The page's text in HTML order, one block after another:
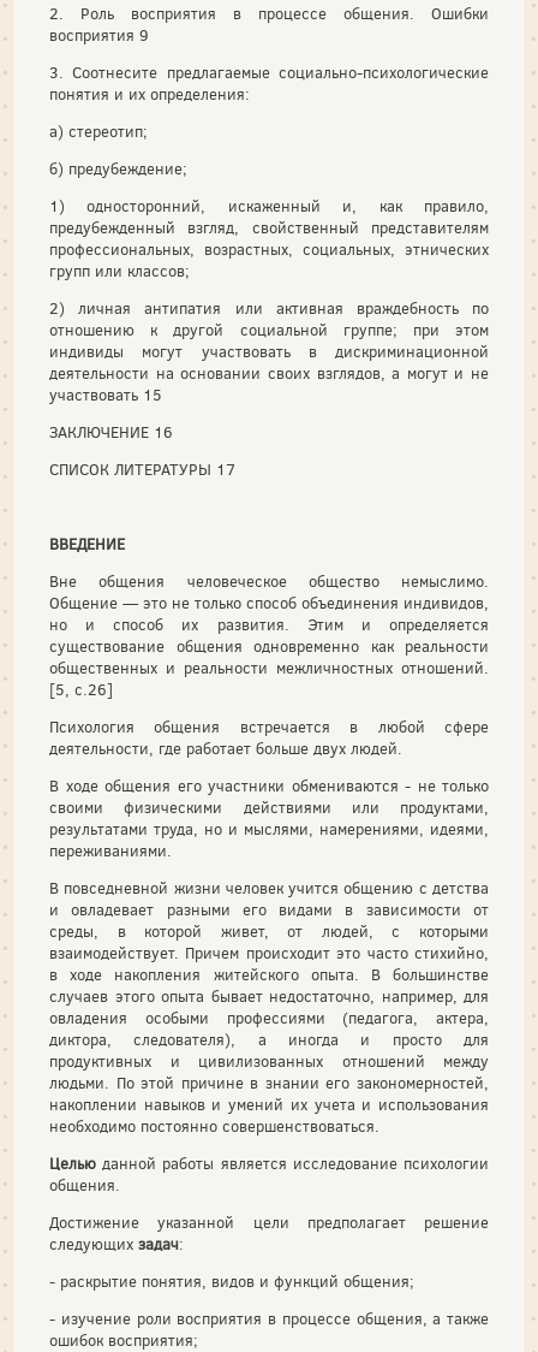
2. Роль восприятия в процессе общения. Ошибки
восприятия 9
3. Соотнесите предлагаемые социально-психологические
понятия и их определения:
а) стереотип;
б) предубеждение;
1) односторонний, искаженный и, как правило,
предубежденный взгляд, свойственный представителям
профессиональных, возрастных, социальных, этнических
групп или классов;
2) личная антипатия или активная враждебность по
отношению к другой социальной группе; при этом
индивиды могут участвовать в дискриминационной
деятельности на основании своих взглядов, а могут и не
участвовать 15
ЗАКЛЮЧЕНИЕ 16
СПИСОК ЛИТЕРАТУРЫ 17
ВВЕДЕНИЕ
Вне общения человеческое общество немыслимо.
Общение — это не только способ объединения индивидов,
но и способ их развития. Этим и определяется
существование общения одновременно как реальности
общественных и реальности межличностных отношений.
[5, с.26]
Психология общения встречается в любой сфере
деятельности, где работает больше двух людей.
В ходе общения его участники обмениваются - не только
своими физическими действиями или продуктами,
результатами труда, но и мыслями, намерениями, идеями,
переживаниями.
В повседневной жизни человек учится общению с детства
и овладевает разными его видами в зависимости от
среды, в которой живет, от людей, с которыми
взаимодействует. Причем происходит это часто стихийно,
в ходе накопления житейского опыта. В большинстве
случаев этого опыта бывает недостаточно, например, для
овладения особыми профессиями (педагога, актера,
диктора, следователя), а иногда и просто для
продуктивных и цивилизованных отношений между
людьми. По этой причине в знании его закономерностей,
накоплении навыков и умений их учета и использования
необходимо постоянно совершенствоваться.
Цельюданной работы является исследование психологии
общения.
Достижение указанной цели предполагает решение
следующих задач:
- раскрытие понятия, видов и функций общения;
- изучение роли восприятия в процессе общения, а также
ошибок восприятия;